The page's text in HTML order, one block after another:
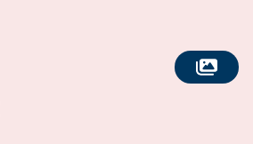
KATSO